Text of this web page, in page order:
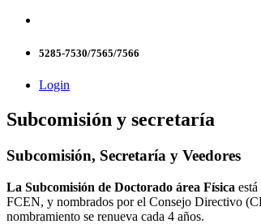
5285-7530/7565/7566
Login
Subcomisión y secretaría
Subcomisión, Secretaría y Veedores
La Subcomisión de Doctorado área Física
FCEN, y nombrados por el Consejo Directivo
nombramiento se renueva cada 4 años.